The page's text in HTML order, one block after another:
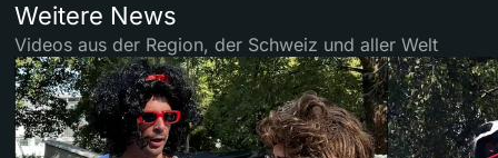
Weitere News
Videos aus der Region, der Schweiz und aller Welt